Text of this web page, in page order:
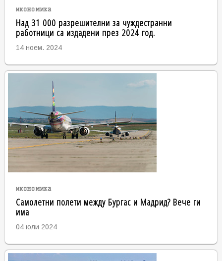
икономика
Над 31 000 разрешителни за чуждестранни
работници са издадени през 2024 год.
14 ноем. 2024
икономика
Самолетни полети между Бургас и Мадрид? Вече ги
има
04 юли 2024